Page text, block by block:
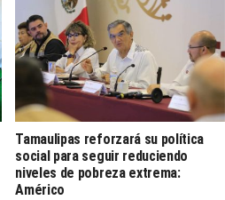
Tamaulipas reforzará su política
social para seguir reduciendo
niveles de pobreza extrema:
Américo